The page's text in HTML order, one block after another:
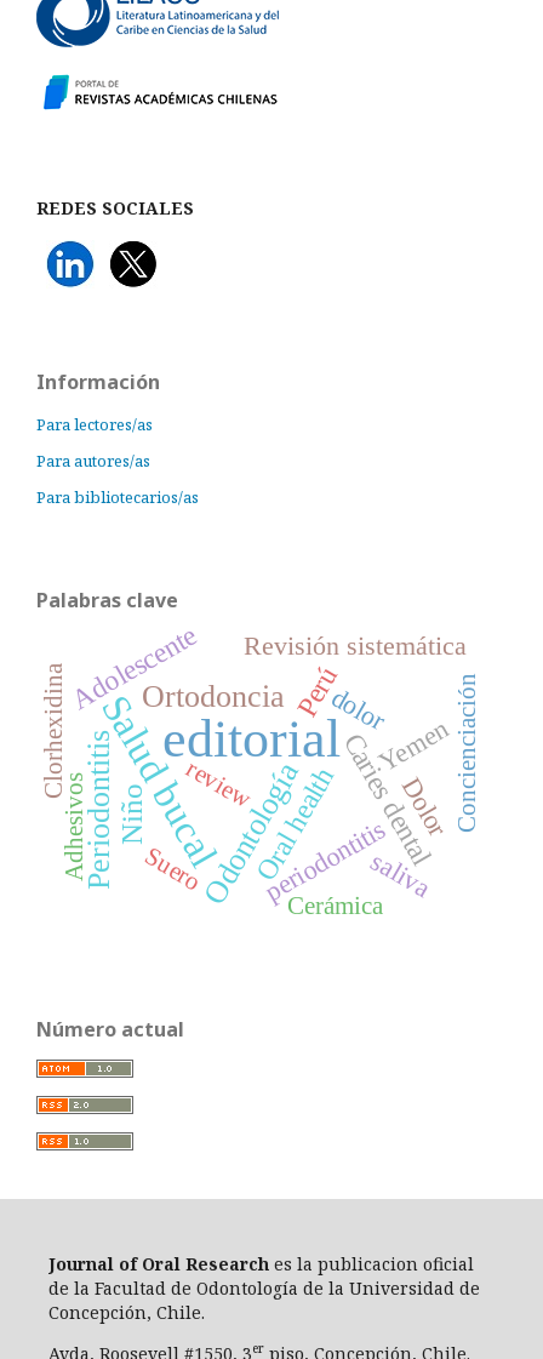
REDES SOCIALES
Información
Para lectores/as
Para autores/as
Para bibliotecarios/as
Palabras clave
editorial
Salud bucal
Ortodoncia
Periodontitis Odontología
Niño Caries dental
Perú
Oral health
Adolescente Revisión sistemática
periodontitissaliva
Yemen
Dolor
dolor
Adhesivos Concienciación
review
Clorhexidina
Suero
Cerámica
Número actual
Journal of Oral Research es la publicacion oficial
de la Facultad de Odontología de la Universidad de
Concepción, Chile.
Avda, Roosevell #1550, 3er piso, Concepción, Chile.